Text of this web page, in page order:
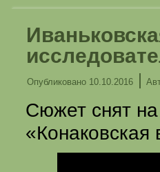
Опубликовано 10.10.2016 |
Сюжет снят
«Конаковская